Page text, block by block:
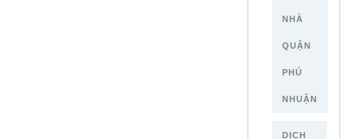
NHÀ
QUẬN
PHÚ
NHUẬN
DỊCH